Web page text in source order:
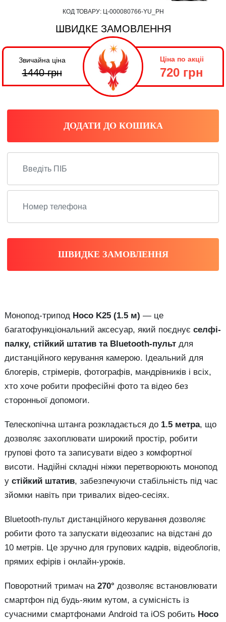
КОД ТОВАРУ: Ц-000080766-YU_PH
ШВИДКЕ ЗАМОВЛЕННЯ
Звичайна ціна
1440грн
Ціна по акціі
720 грн
ДОДАТИ ДО КОШИКА
ШВИДКЕ ЗАМОВЛЕННЯ
Монопод-трипод Hoco K25 (1.5 м) — це
багатофункціональний аксесуар, який поєднує селфі-
палку, стійкий штатив та Bluetooth-пульт для
дистанційного керування камерою. Ідеальний для
блогерів, стрімерів, фотографів, мандрівників і всіх,
хто хоче робити професійні фото та відео без
сторонньої допомоги.
Телескопічна штанга розкладається до 1.5 метра, що
дозволяє захоплювати широкий простір, робити
групові фото та записувати відео з комфортної
висоти. Надійні складні ніжки перетворюють монопод
у стійкий штатив, забезпечуючи стабільність під час
зйомки навіть при тривалих відео-сесіях.
Bluetooth-пульт дистанційного керування дозволяє
робити фото та запускати відеозапис на відстані до
10 метрів. Це зручно для групових кадрів, відеоблогів,
прямих ефірів і онлайн-уроків.
Поворотний тримач на 270° дозволяє встановлювати
смартфон під будь-яким кутом, а сумісність із
сучасними смартфонами Android та iOS робить Hoco